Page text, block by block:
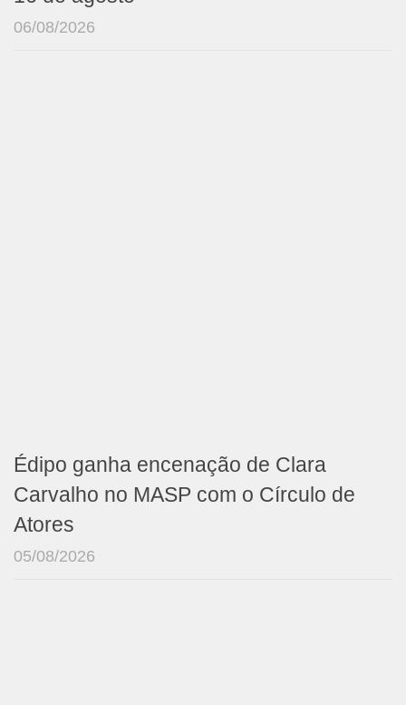
06/08/2026
Édipo ganha encenação de Clara
Carvalho no MASP com o Círculo de
Atores
05/08/2026